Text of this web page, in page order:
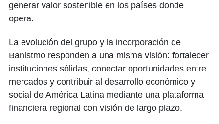
generar valor sostenible en los países donde
opera.
La evolución del grupo y la incorporación de
Banistmo responden a una misma visión: fortalecer
instituciones sólidas, conectar oportunidades entre
mercados y contribuir al desarrollo económico y
social de América Latina mediante una plataforma
financiera regional con visión de largo plazo.